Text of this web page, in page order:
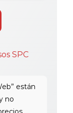
SPC